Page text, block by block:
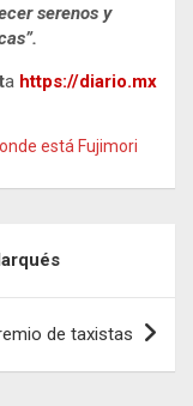
serenos y
a https://diario.mx
está Fujimori
de taxistas